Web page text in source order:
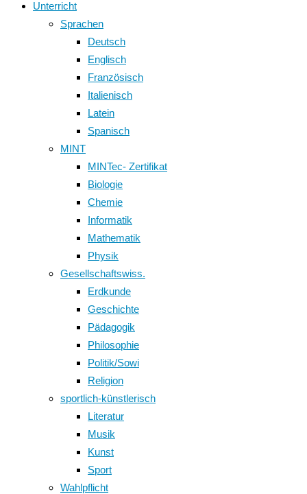
Unterricht
Sprachen
Deutsch
Englisch
Französisch
Italienisch
Latein
Spanisch
MINT
MINTec- Zertifikat
Biologie
Chemie
Informatik
Mathematik
Physik
Gesellschaftswiss.
Erdkunde
Geschichte
Pädagogik
Philosophie
Politik/Sowi
Religion
sportlich-künstlerisch
Literatur
Musik
Kunst
Sport
Wahlpflicht